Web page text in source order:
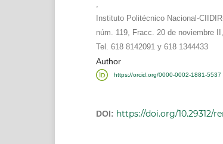
,
Instituto Politécnico Nacional-
núm. 119, Fracc. 20 de noviembre
Tel. 618 8142091 y 618 1344433
Author
https://orcid.org/0000-0002-1881-
DOI: https://doi.org/10.29312/